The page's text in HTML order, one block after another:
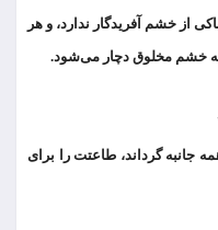
از خشم آفریدگار ندارد، و هر
به خشم مخلوق دچار می‌شود.
جانبه گرداند، طاعتت را برای